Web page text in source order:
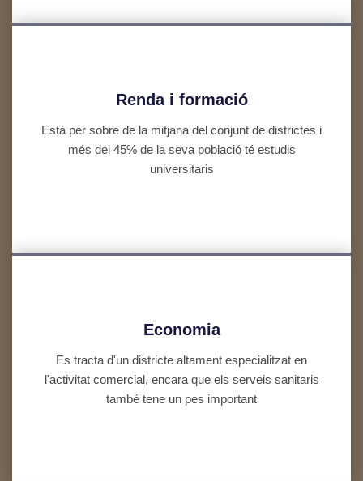
Renda i formació
Està per sobre de la mitjana del conjunt de districtes i
més del 45% de la seva població té estudis
universitaris
Economia
Es tracta d'un districte altament especialitzat en
l'activitat comercial, encara que els serveis sanitaris
també tene un pes important